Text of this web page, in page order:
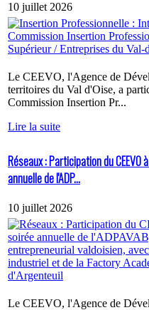
10 juillet 2026
Le CEEVO, l'Agence de
territoires du Val d'Oise, a
Commission Insertion Pr...
Lire la suite
Réseaux : Participation du
annuelle de l'ADP...
10 juillet 2026
Le CEEVO, l'Agence de